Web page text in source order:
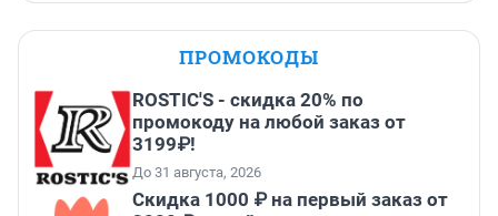
ПРОМОКОДЫ
ROSTIC'S - скидка 20% по
промокоду на любой заказ от
3199₽!
До 31 августа, 2026
Скидка 1000 ₽ на первый заказ от